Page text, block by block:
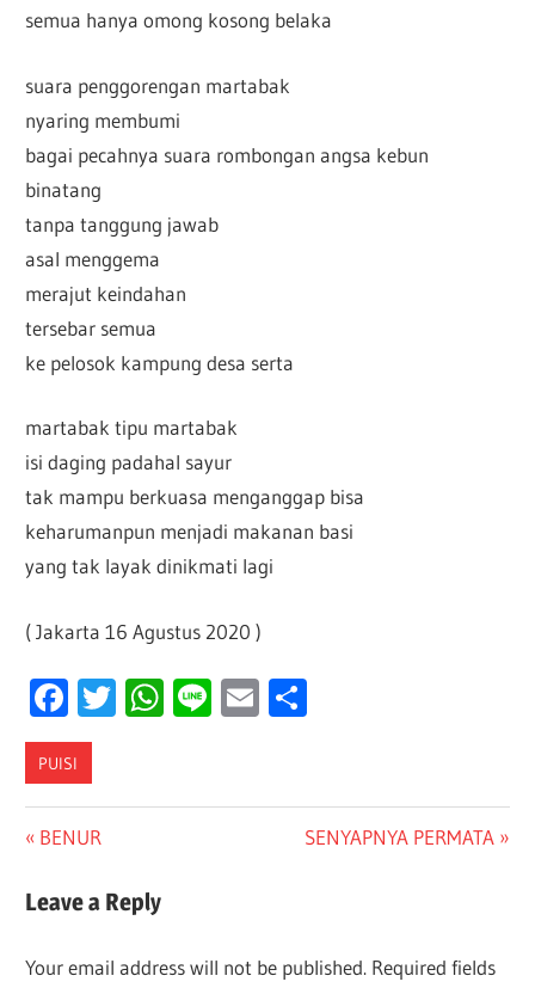
semua hanya omong kosong belaka
suara penggorengan martabak
nyaring membumi
bagai pecahnya suara rombongan angsa kebun
binatang
tanpa tanggung jawab
asal menggema
merajut keindahan
tersebar semua
ke pelosok kampung desa serta
martabak tipu martabak
isi daging padahal sayur
tak mampu berkuasa menganggap bisa
keharumanpun menjadi makanan basi
yang tak layak dinikmati lagi
( Jakarta 16 Agustus 2020 )
Facebook
Twitter
WhatsApp
LineEmail
PUISI
Post
navigation
Previous
BENUR
Next
SENYAPNYA PERMATA
Leave a Reply
Your email address will not be published. Required fields